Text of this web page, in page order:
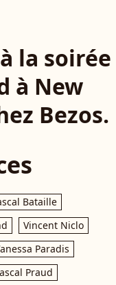
la soirée
à New
Bezos.
Bataille
Vincent Niclo
Paradis
Praud